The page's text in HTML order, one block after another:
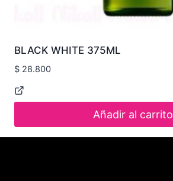
BLACK WHITE 375ML
$ 28.800
Añadir al carrito